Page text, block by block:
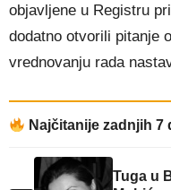
objavljene u Registru
dodatno otvorili pitanje
vrednovanju rada
Najčitanije zadnjih 7
Tuga u